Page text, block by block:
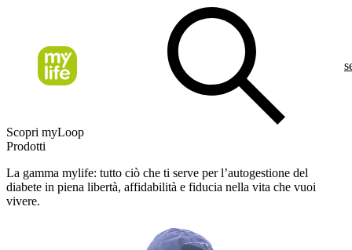
Scopri myLoop
Prodotti
La gamma mylife: tutto ciò che ti serve per l’autogestione del
diabete in piena libertà, affidabilità e fiducia nella vita che vuoi
vivere.